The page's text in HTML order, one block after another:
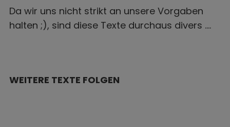
Da wir uns nicht strikt an unsere Vorgaben
halten ;), sind diese Texte durchaus divers ….
WEITERE TEXTE FOLGEN